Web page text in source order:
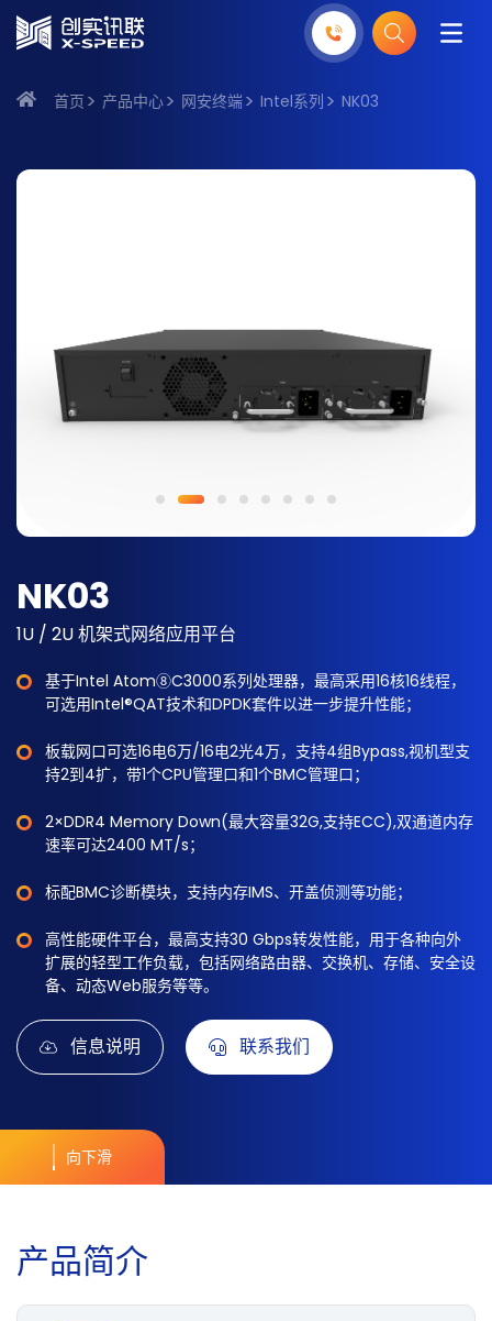
首页 产品中心 网安终端 Intel系列 NK03
NK03
1U / 2U 机架式网络应用平台
基于Intel Atom⑧C3000系列处理器，最高采用16核16线程，
可选用Intel®QAT技术和DPDK套件以进一步提升性能；
板载网口可选16电6万/16电2光4万，支持4组Bypass,视机型支
持2到4扩，带1个CPU管理口和1个BMC管理口；
2×DDR4 Memory Down(最大容量32G,支持ECC),双通道内存
速率可达2400 MT/s；
标配BMC诊断模块，支持内存IMS、开盖侦测等功能；
高性能硬件平台，最高支持30 Gbps转发性能，用于各种向外
扩展的轻型工作负载，包括网络路由器、交换机、存储、安全设
备、动态Web服务等等。
信息说明 联系我们
向下滑
产品简介